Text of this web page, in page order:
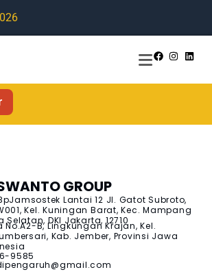
GROUP
Lantai 12 Jl. Gatot Subroto,
Kel. Kuningan Barat, Kec. Mampang
DKI Jakarta, 12710
No.A2-B, Lingkungan Krajan, Kel.
Kab. Jember, Provinsi Jawa
9585